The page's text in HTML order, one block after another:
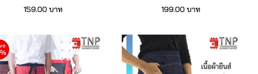
159.00 บาท 199.00 บาท